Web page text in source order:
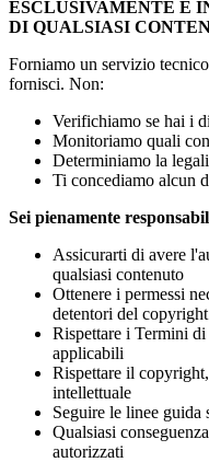
ESCLUSIVAMENTE E
DI QUALSIASI
Forniamo un servizio
fornisci. Non:
Verifichiamo se hai i
Monitoriamo quali
Determiniamo la
Ti concediamo alcun
Sei pienamente
Assicurarti di avere
qualsiasi contenuto
Ottenere i permessi
detentori del copyright
Rispettare i Termini
applicabili
Rispettare il
intellettuale
Seguire le linee
Qualsiasi
autorizzati